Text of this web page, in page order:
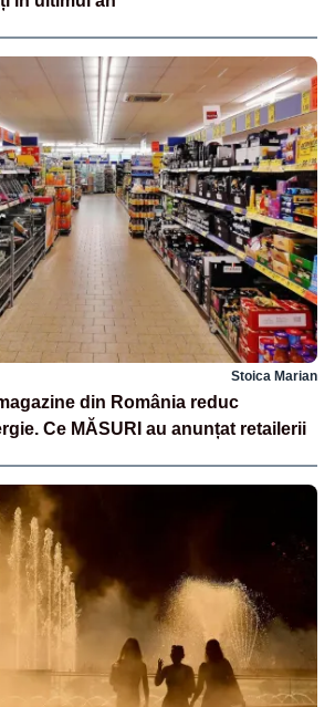
Stoica Marian
din România reduc
Ce MĂSURI au anunțat retailerii